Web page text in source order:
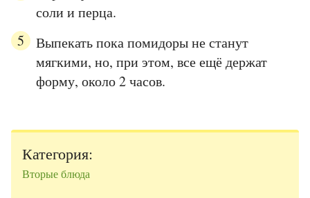
соли и перца.
Выпекать пока помидоры не станут
мягкими, но, при этом, все ещё держат
форму, около 2 часов.
Категория:
Вторые блюда